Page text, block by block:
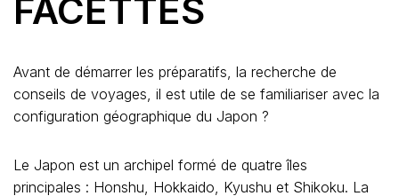
FACETTES
Avant de démarrer les préparatifs, la recherche de
conseils de voyages, il est utile de se familiariser avec la
configuration géographique du Japon ?
Le Japon est un archipel formé de quatre îles
principales : Honshu, Hokkaido, Kyushu et Shikoku. La